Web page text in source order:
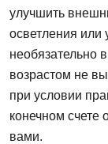
улучшить
осветления или
необязательно
возрастом не
при условии
конечном счете
вами.